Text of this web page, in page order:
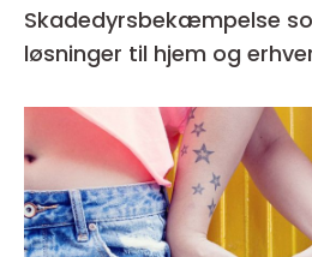
Skadedyrsbekæmpelse
løsninger til hjem og